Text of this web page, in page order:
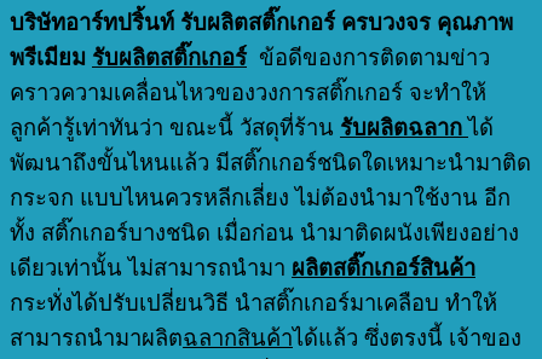
บริษัทอาร์ทปริ้นท์ รับผลิตสติ๊กเกอร์ ครบวงจร คุณภาพ
พรีเมียม รับผลิตสติ๊กเกอร์ ข้อดีของการติดตามข่าว
คราวความเคลื่อนไหวของวงการสติ๊กเกอร์ จะทำให้
ลูกค้ารู้เท่าทันว่า ขณะนี้ วัสดุที่ร้าน รับผลิตฉลากได้
พัฒนาถึงขั้นไหนแล้ว มีสติ๊กเกอร์ชนิดใดเหมาะนำมาติด
กระจก แบบไหนควรหลีกเลี่ยง ไม่ต้องนำมาใช้งาน อีก
ทั้ง สติ๊กเกอร์บางชนิด เมื่อก่อน นำมาติดผนังเพียงอย่าง
เดียวเท่านั้น ไม่สามารถนำมา ผลิตสติ๊กเกอร์สินค้า
กระทั่งได้ปรับเปลี่ยนวิธี นำสติ๊กเกอร์มาเคลือบ ทำให้
สามารถนำมาผลิตฉลากสินค้าได้แล้ว ซึ่งตรงนี้ เจ้าของ